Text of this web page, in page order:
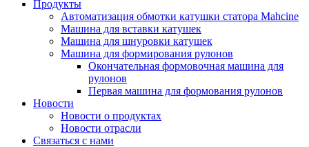
Продукты
Автоматизация обмотки катушки статора Mahcine
Машина для вставки катушек
Машина для шнуровки катушек
Машина для формирования рулонов
Окончательная формовочная машина для
рулонов
Первая машина для формования рулонов
Новости
Новости о продуктах
Новости отрасли
Связаться с нами